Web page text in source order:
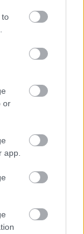
to
or
app.
Adja